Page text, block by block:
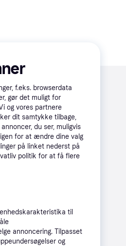
Promoveret
2.699 kr.
Eller 900 kr./md.
Købsgaranti
,1 dag2.084 kr.
Eller 695 kr./md.
f.eks. browserdata
gør det muligt for
og vores partnere
dit samtykke tilbage,
du ser, muligvis
for at ændre dine valg
på linket nederst på
politik for at få flere
til
annoncering. Tilpasset
og